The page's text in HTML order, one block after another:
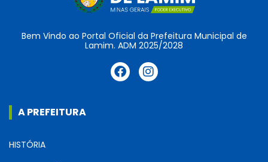
Bem Vindo ao Portal Oficial da Prefeitura Municipal de
Lamim. ADM 2025/2028
A PREFEITURA
HISTÓRIA